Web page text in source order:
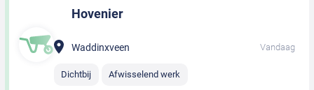
Hovenier
Waddinxveen Vandaag
Dichtbij Afwisselend werk